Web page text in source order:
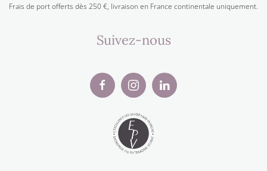
Frais de port offerts dès 250 €, livraison en France continentale uniquement.
Suivez-nous